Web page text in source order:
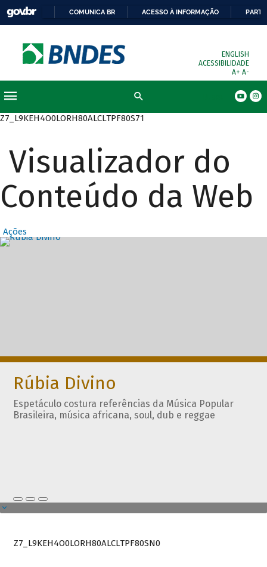
COMUNICA BR ACESSO À INFORMAÇÃO
ENGLISH
ACESSIBILIDADE
A+ A-
Z7_L9KEH4O0LORH80ALCLTPF80S71
Visualizador do
Conteúdo da Web
Ações
Destaques
Rúbia Divino
Espetáculo costura referências da Música Popular
Brasileira, música africana, soul, dub e reggae
Z7_L9KEH4O0LORH80ALCLTPF80SN0